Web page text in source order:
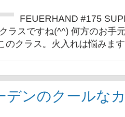
FEUERHAND #175
ラスですね(^^) 何方のお手
のクラス。火入れは悩みま
デンのクールな